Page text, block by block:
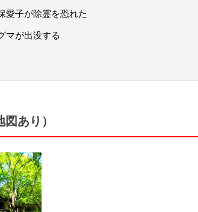
子が除霊を恐れた
が出没する
あり）